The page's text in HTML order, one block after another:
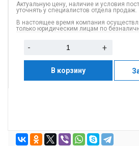
Актуальную цену, наличие и условия
уточнять у специалистов отдела продаж.
В настоящее время компания
только юридическим лицам по
- +
В корзину